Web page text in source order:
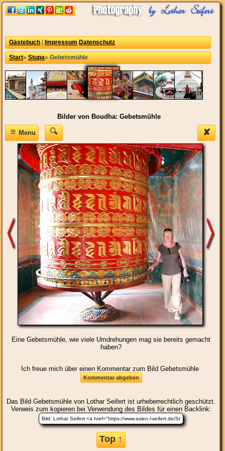
Gästebuch Impressum Datenschutz
Start» Stupa» Gebetsmühle
Bilder von Boudha: Gebetsmühle
✘
≡Menu
Eine Gebetsmühle, wie viele Umdrehungen mag sie bereits gemacht
haben?
Ich freue mich über einen Kommentar zum Bild Gebetsmühle
Das Bild Gebetsmühle von Lothar Seifert ist urheberrechtlich geschützt.
Verweis zum kopieren bei Verwendung des Bildes für einen Backlink:
Top ↑